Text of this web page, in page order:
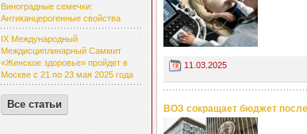
Виноградные семечки:
Антиканцерогенные свойства
IX Международный
Междисциплинарный Саммит
«Женское здоровье» пройдет в
Москве с 21 по 23 мая 2025 года
Все статьи
11.03.2025
ВОЗ сокращает бюджет